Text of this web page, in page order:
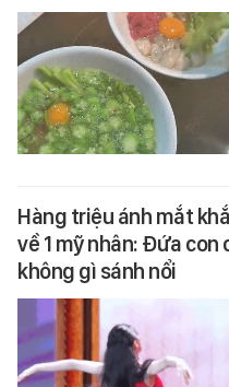
Hàng triệu ánh mắt
về 1 mỹ nhân: Đứa con
không gì sánh nổi